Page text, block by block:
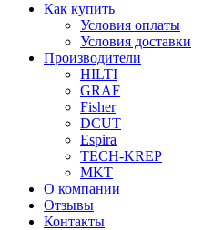
Как купить
Условия оплаты
Условия доставки
Производители
HILTI
GRAF
Fisher
DCUT
Espira
TECH-KREP
MKT
О компании
Отзывы
Контакты